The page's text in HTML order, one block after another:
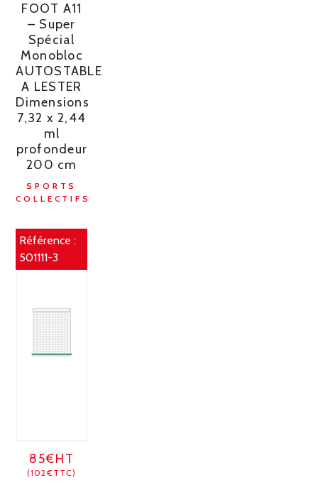
FOOT A11
– Super
Spécial
Monobloc
AUTOSTABLE
A LESTER
Dimensions
7,32 x 2,44
ml
profondeur
200 cm
SPORTS
COLLECTIFS
Référence :
501111-3
85€HT
(102€TTC)